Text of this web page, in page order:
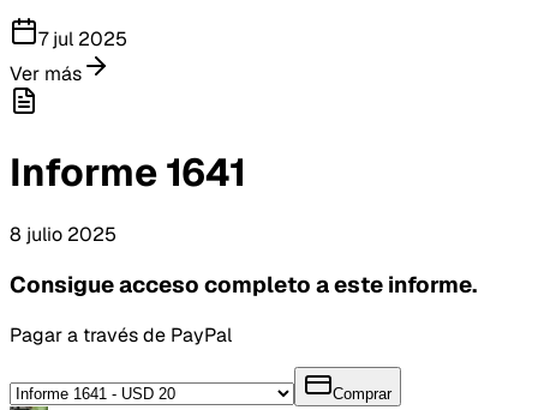
7 jul 2025
Ver más
Informe1641
8 julio 2025
Consigue acceso completo a este informe.
Pagar a través de PayPal
Comprar